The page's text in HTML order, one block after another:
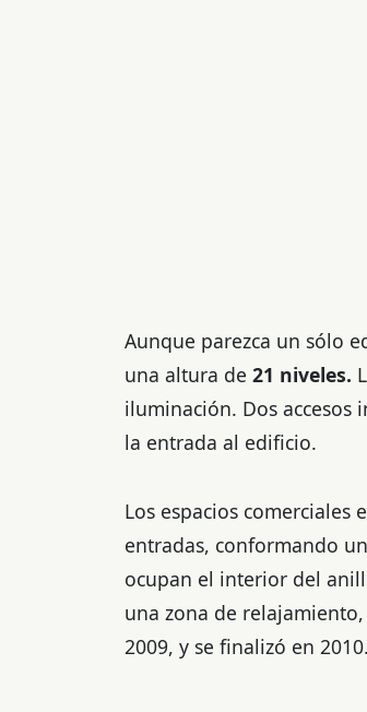
Aunque parezca un sólo
una altura de 21 niveles.
iluminación. Dos accesos
la entrada al edificio.
Los espacios
entradas, conformando
ocupan el interior del
una zona de
2009, y se finalizó en